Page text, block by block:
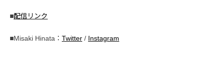
■配信リンク
■Misaki Hinata： Twitter / Instagram